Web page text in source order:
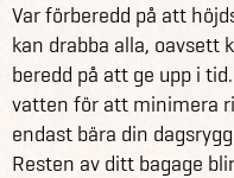
Var förberedd på att
kan drabba alla, oavsett
beredd på att ge upp i
vatten för att minimera
endast bära din
Resten av ditt bagage